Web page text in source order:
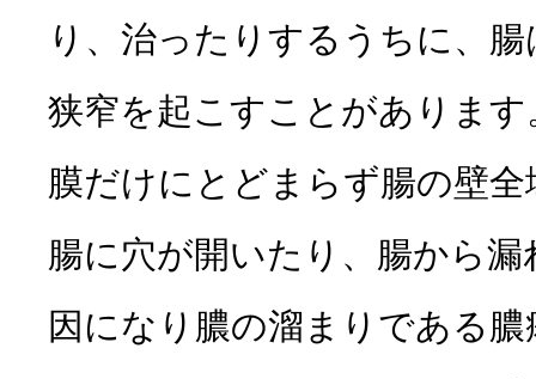
り、治ったりするうちに、
狭窄を起こすことがありま
膜だけにとどまらず腸の壁
腸に穴が開いたり、腸から
因になり膿の溜まりである